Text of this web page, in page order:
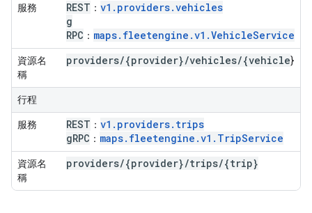
服務 REST ： v1.providers.vehicles
g
RPC ： maps.fleetengine.v1.VehicleService
資源名
稱
providers/{provider}/vehicles/{vehicle}
行程
服務 REST ： v1.providers.trips
gRPC ： maps.fleetengine.v1.TripService
資源名
稱
providers/{provider}/trips/{trip}